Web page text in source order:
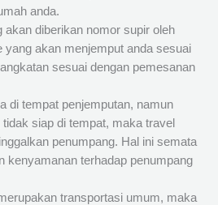
anda.
akan diberikan nomor supir oleh
yang akan menjemput anda sesuai
sesuai dengan pemesanan
di tempat penjemputan, namun
siap di tempat, maka travel
penumpang. Hal ini semata
kenyamanan terhadap penumpang
transportasi umum, maka